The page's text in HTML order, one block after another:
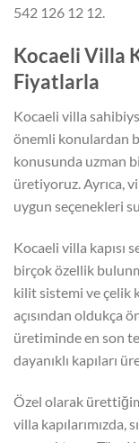
542 126 12 12.
Kocaeli Villa
Fiyatlarla
Kocaeli villa
önemli konulardan
konusunda uzman
üretiyoruz. Ayrıca,
uygun seçenekleri
Kocaeli villa kapısı
birçok özellik
kilit sistemi ve çelik
açısından oldukça
üretiminde en son
dayanıklı kapıları
Özel olarak
villa kapılarımızda,